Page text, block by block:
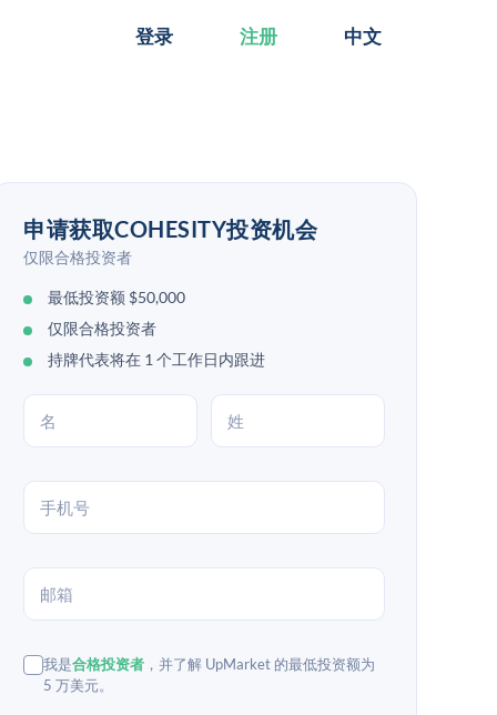
登录 注册 中文
申请获取COHESITY投资机会
仅限合格投资者
最低投资额 $50,000
仅限合格投资者
持牌代表将在 1 个工作日内跟进
我是合格投资者 ，并了解 UpMarket 的最低投资额为
5 万美元。